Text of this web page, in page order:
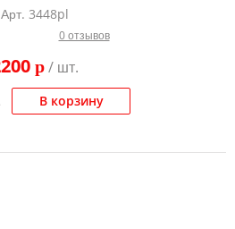
Арт. 3448pl
0 отзывов
p/ шт.
В корзину